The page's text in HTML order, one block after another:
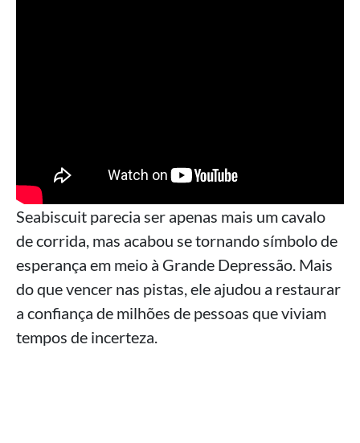
Seabiscuit parecia ser apenas mais um cavalo
de corrida, mas acabou se tornando símbolo de
esperança em meio à Grande Depressão. Mais
do que vencer nas pistas, ele ajudou a restaurar
a confiança de milhões de pessoas que viviam
tempos de incerteza.